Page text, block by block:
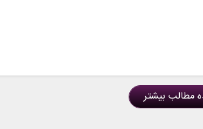
مطالب بیشتر